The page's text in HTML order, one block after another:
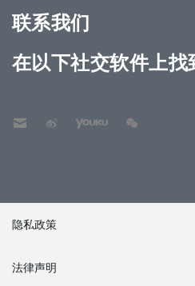
联系我们
在以下社交软件上找
隐私政策
法律声明